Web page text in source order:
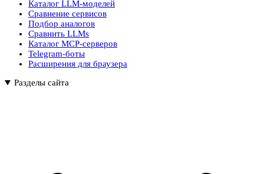
Каталог LLM-моделей
Сравнение сервисов
Подбор аналогов
Сравнить LLMs
Каталог MCP-серверов
Telegram-боты
Расширения для браузера
Разделы сайта